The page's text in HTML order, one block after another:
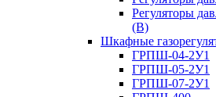
Регуляторы
(В)
Шкафные
ГРПШ-04-2У1
ГРПШ-05-2У1
ГРПШ-07-2У1